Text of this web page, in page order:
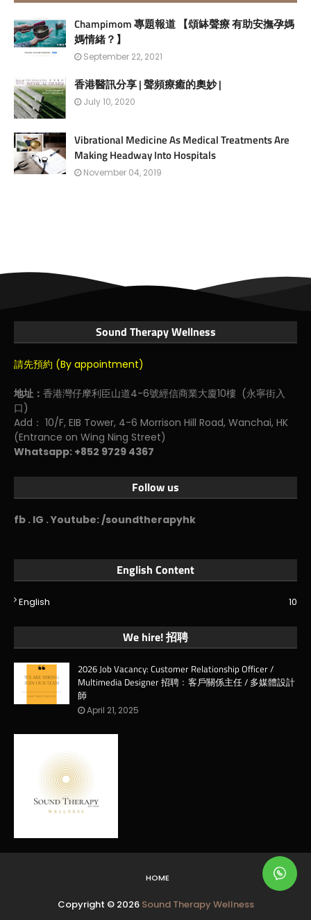
Champimom 專題報道 【頌缽聲療 有助安撫孕媽
媽情緒？】
September 22, 2021
香港醫訊分享 | 聲頻療癒的奧妙 |
July 10, 2020
Vibrational Medicine As Medical Treatments Are
Making Headway Into Hospitals
November 04, 2019
Sound Therapy Wellness
請先預約 (By appointment)
地址： 香港灣仔摩利臣山道4-6號經信商業大廈10樓 (永寧街入
口)
Add： 10/F, EIB Tower, 4-6 Morrison Hill Road, Wanchai, HK
(Entrance on Wing Ning Street)
Whatsapp: +852 9729 4367
Follow us
fb . IG . Youtube: /soundtherapyhk
English Content
English 10
We hire! 招聘
2026 Job Vacancy: Customer Relationship Officer /
Multimedia Designer 招聘﹕客戶關係主任 / 多媒體設計
師
April 21, 2025
HOME
Copyright © 2026 Sound Therapy Wellness